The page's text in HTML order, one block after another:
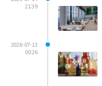
21:39
2026-07-13
00:26